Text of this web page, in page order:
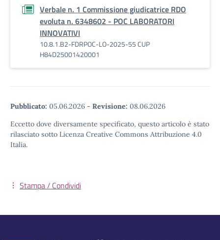
Verbale n. 1 Commissione giudicatrice RDO
evoluta n. 6348602 - POC LABORATORI
INNOVATIVI
10.8.1.B2-FDRPOC-LO-2025-55 CUP
H84D25001420001
Pubblicato: 05.06.2026 - Revisione: 08.06.2026
Eccetto dove diversamente specificato, questo articolo è stato
rilasciato sotto Licenza Creative Commons Attribuzione 4.0
Italia.
Stampa / Condividi